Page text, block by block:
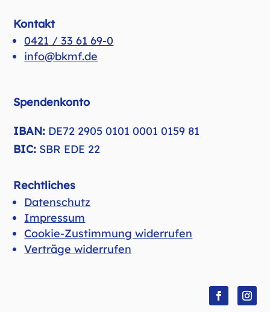
Kontakt
0421 / 33 61 69-0
info@bkmf.de
Spendenkonto
IBAN: DE72 2905 0101 0001 0159 81
BIC: SBR EDE 22
Rechtliches
Datenschutz
Impressum
Cookie-Zustimmung widerrufen
Verträge widerrufen